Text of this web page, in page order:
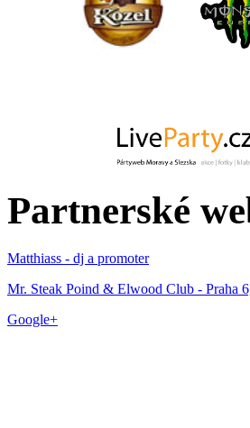
Partnerské
Matthiass - dj a promoter
Mr. Steak Poind & Elwood Club - Praha
Google+